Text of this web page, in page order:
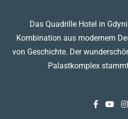
Das Quadrille Hotel in
Kombination aus modernem
von Geschichte. Der
Palastkomplex